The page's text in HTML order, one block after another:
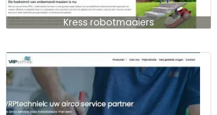
Kress robotmaaiers